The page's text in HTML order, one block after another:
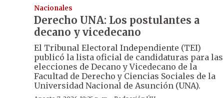
Nacionales
Derecho UNA: Los postulantes a
decano y vicedecano
El Tribunal Electoral Independiente (TEI)
publicó la lista oficial de candidaturas para las
elecciones de Decano y Vicedecano de la
Facultad de Derecho y Ciencias Sociales de la
Universidad Nacional de Asunción (UNA).